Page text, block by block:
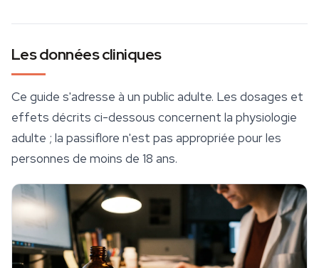
Les données cliniques
Ce guide s'adresse à un public adulte. Les dosages et
effets décrits ci-dessous concernent la physiologie
adulte ; la passiflore n'est pas appropriée pour les
personnes de moins de 18 ans.